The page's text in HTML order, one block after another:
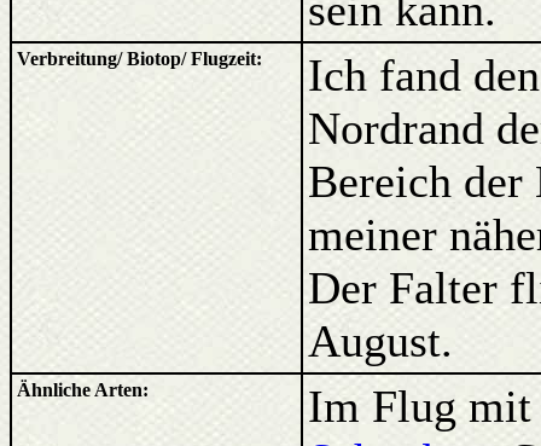
Verbreitung/ Biotop/ Flugzeit:
Ich fand
Nordrand
Bereich der
meiner
Der Falter
August.
Ähnliche Arten:
Im Flug mit